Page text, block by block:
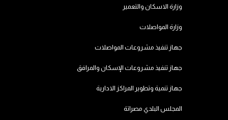
وزارة الاسكان والتعمير
وزارة المواصلات
جهاز تنفيذ مشروعات المواصلات
جهاز تنفيذ مشروعات الإسكان والمرافق
جهاز تنمية وتطوير المراكز الادارية
المجلس البلدي مصراتة